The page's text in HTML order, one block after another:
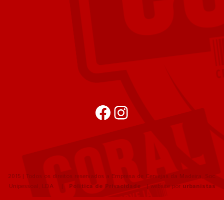
FacebookInstagram
2015 | Todos os direitos reservados a Empresa de Cervejas da Madeira, Soc.
Unipessoal, LDA | Política de Privacidade | website por urbanistas